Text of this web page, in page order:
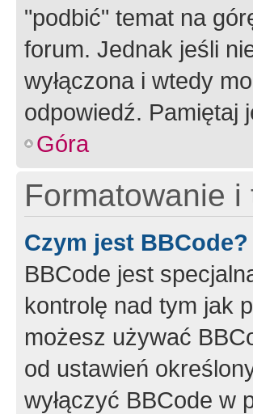
"podbić" temat na
forum. Jednak jeśli
wyłączona i wtedy
odpowiedź. Pamiętaj
Góra
Formatowanie
Czym jest BBCode?
BBCode jest
kontrolę nad tym jak
możesz używać
od ustawień
wyłączyć BBCode w